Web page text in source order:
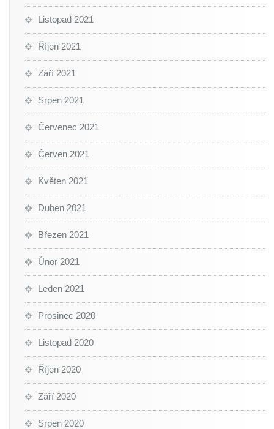
Listopad 2021
Říjen 2021
Září 2021
Srpen 2021
Červenec 2021
Červen 2021
Květen 2021
Duben 2021
Březen 2021
Únor 2021
Leden 2021
Prosinec 2020
Listopad 2020
Říjen 2020
Září 2020
Srpen 2020